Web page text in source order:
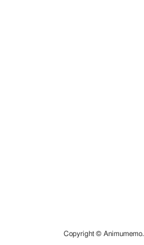
Copyright ©